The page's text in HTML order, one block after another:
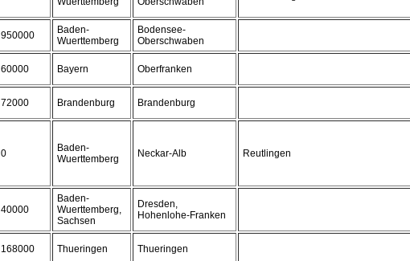
950000
Baden-
Wuerttemberg
Bodensee-
Oberschwaben
60000 Bayern Oberfranken
72000 Brandenburg Brandenburg
0
Baden-
Wuerttemberg
Neckar-Alb Reutlingen
40000
Baden-
Wuerttemberg,
Sachsen
Dresden,
Hohenlohe-Franken
168000 Thueringen Thueringen